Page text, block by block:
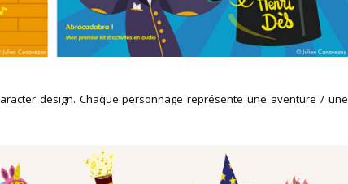
design. Chaque personnage représente une aventure / une